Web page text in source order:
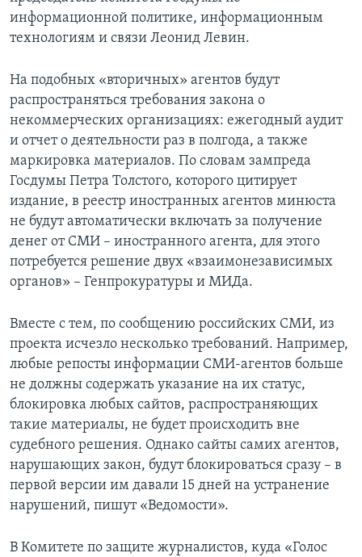
информационной политике, информационным
технологиям и связи Леонид Левин.
На подобных «вторичных» агентов будут
распространяться требования закона о
некоммерческих организациях: ежегодный аудит
и отчет о деятельности раз в полгода, а также
маркировка материалов. По словам зампреда
Госдумы Петра Толстого, которого цитирует
издание, в реестр иностранных агентов минюста
не будут автоматически включать за получение
денег от СМИ – иностранного агента, для этого
потребуется решение двух «взаимонезависимых
органов» – Генпрокуратуры и МИДа.
Вместе с тем, по сообщению российских СМИ, из
проекта исчезло несколько требований. Например,
любые репосты информации СМИ-агентов больше
не должны содержать указание на их статус,
блокировка любых сайтов, распространяющих
такие материалы, не будет происходить вне
судебного решения. Однако сайты самих агентов,
нарушающих закон, будут блокироваться сразу – в
первой версии им давали 15 дней на устранение
нарушений, пишут «Ведомости».
В Комитете по защите журналистов, куда «Голос